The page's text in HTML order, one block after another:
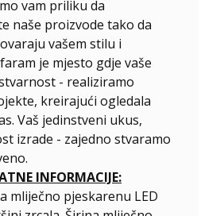
vam priliku da
naše proizvode tako da
vašem stilu i
je mjesto gdje vaše
- realiziramo
kreirajući ogledala
Vaš jedinstveni ukus,
izrade - zajedno stvaramo
INFORMACIJE:
mliječno pjeskarenu LED